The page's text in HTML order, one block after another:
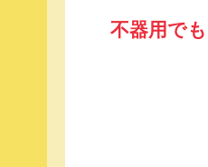
不器用で